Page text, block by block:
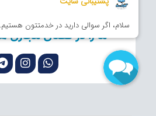
ما را در فضای مجازی